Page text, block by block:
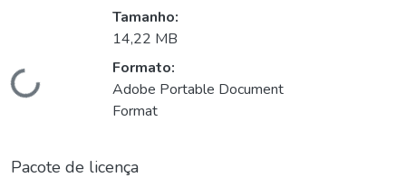
Carregando...
Tamanho:
14,22 MB
Formato:
Adobe Portable Document
Format
Pacote de licença